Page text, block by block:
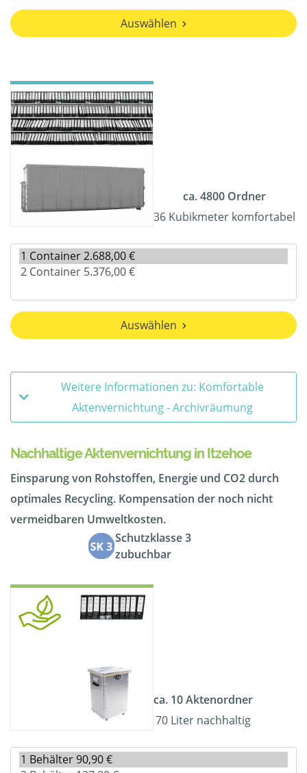
Auswählen
ca. 4800 Ordner
36 Kubikmeter komfortabel
Auswählen
Weitere Informationen zu: Komfortable
Aktenvernichtung - Archivräumung
Nachhaltige Aktenvernichtung in Itzehoe
Einsparung von Rohstoffen, Energie und CO2 durch
optimales Recycling. Kompensation der noch nicht
vermeidbaren Umweltkosten.
Schutzklasse 3
zubuchbar
ca. 10 Aktenordner
70 Liter nachhaltig